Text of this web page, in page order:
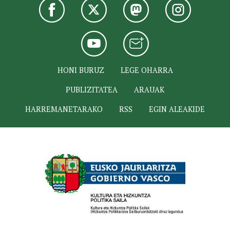
HONI BURUZ
LEGE OHARRA
PUBLIZITATEA
ARAUAK
HARREMANETARAKO
RSS EGIN ALEAKIDE